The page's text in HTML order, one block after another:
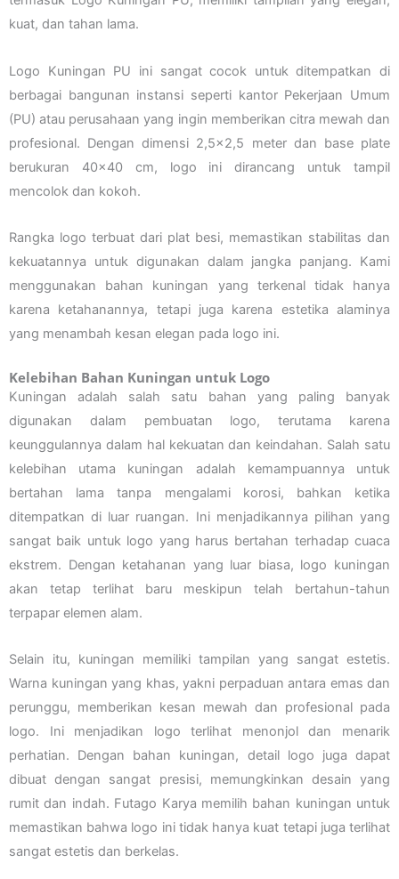
kuat, dan tahan lama.
Logo Kuningan PU ini sangat cocok untuk ditempatkan di
berbagai bangunan instansi seperti kantor Pekerjaan Umum
(PU) atau perusahaan yang ingin memberikan citra mewah dan
profesional. Dengan dimensi 2,5×2,5 meter dan base plate
berukuran 40×40 cm, logo ini dirancang untuk tampil
mencolok dan kokoh.
Rangka logo terbuat dari plat besi, memastikan stabilitas dan
kekuatannya untuk digunakan dalam jangka panjang. Kami
menggunakan bahan kuningan yang terkenal tidak hanya
karena ketahanannya, tetapi juga karena estetika alaminya
yang menambah kesan elegan pada logo ini.
Kelebihan Bahan Kuningan untuk Logo
Kuningan adalah salah satu bahan yang paling banyak
digunakan dalam pembuatan logo, terutama karena
keunggulannya dalam hal kekuatan dan keindahan. Salah satu
kelebihan utama kuningan adalah kemampuannya untuk
bertahan lama tanpa mengalami korosi, bahkan ketika
ditempatkan di luar ruangan. Ini menjadikannya pilihan yang
sangat baik untuk logo yang harus bertahan terhadap cuaca
ekstrem. Dengan ketahanan yang luar biasa, logo kuningan
akan tetap terlihat baru meskipun telah bertahun-tahun
terpapar elemen alam.
Selain itu, kuningan memiliki tampilan yang sangat estetis.
Warna kuningan yang khas, yakni perpaduan antara emas dan
perunggu, memberikan kesan mewah dan profesional pada
logo. Ini menjadikan logo terlihat menonjol dan menarik
perhatian. Dengan bahan kuningan, detail logo juga dapat
dibuat dengan sangat presisi, memungkinkan desain yang
rumit dan indah. Futago Karya memilih bahan kuningan untuk
memastikan bahwa logo ini tidak hanya kuat tetapi juga terlihat
sangat estetis dan berkelas.